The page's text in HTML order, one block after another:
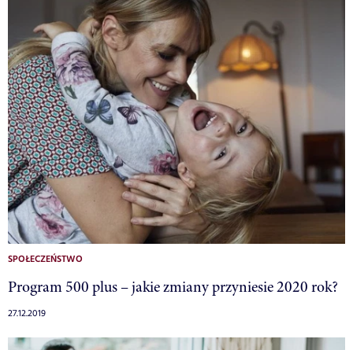
SPOŁECZEŃSTWO
Program 500 plus – jakie zmiany przyniesie 2020 rok?
27.12.2019